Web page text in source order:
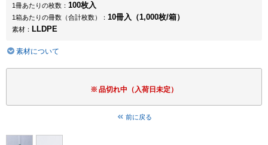
1冊あたりの枚数： 100枚入
1箱あたりの冊数（合計枚数）： 10冊入（1,000枚/箱）
素材： LLDPE
素材について
品切れ中（入荷日未定）
前に戻る